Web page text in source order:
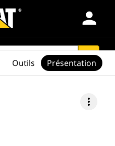
person
search
more_vert
Outils Présentation